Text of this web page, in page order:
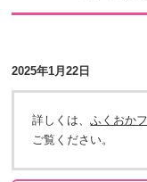
2025年1月22日
詳しくは、ふくおか
ご覧ください。